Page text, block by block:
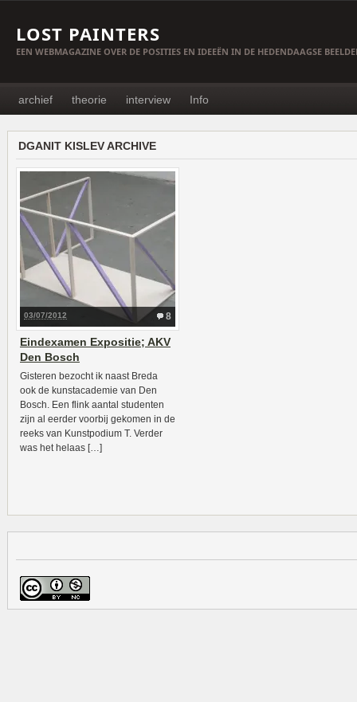
LOST PAINTERS
EEN WEBMAGAZINE OVER DE POSITIES EN IDEEËN IN DE HEDENDAAGSE
archief theorie interview Info
DGANIT KISLEV ARCHIVE
8
03/07/2012
Eindexamen Expositie; AKV
Den Bosch
Gisteren bezocht ik naast Breda
ook de kunstacademie van Den
Bosch. Een flink aantal studenten
zijn al eerder voorbij gekomen in de
reeks van Kunstpodium T. Verder
was het helaas […]